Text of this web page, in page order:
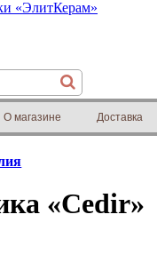
О магазине Доставка
«Cedir»